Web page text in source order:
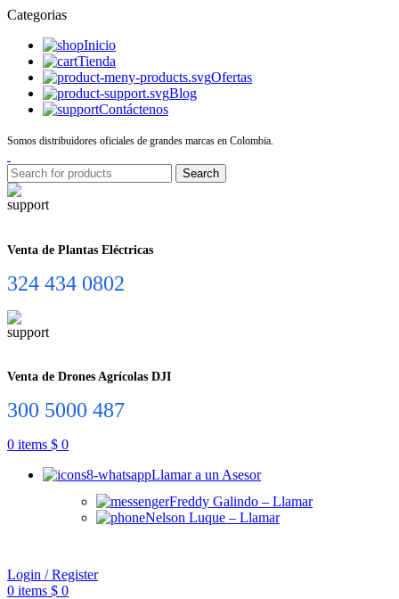
Categorias
Inicio
Tienda
Ofertas
Blog
Contáctenos
Somos distribuidores oficiales de grandes marcas en Colombia.
Search
Venta de Plantas Eléctricas
324 434 0802
Venta de Drones Agrícolas DJI
300 5000 487
0 items $ 0
Llamar a un Asesor
Freddy Galindo – Llamar
Nelson Luque – Llamar
Login / Register
0 items $ 0